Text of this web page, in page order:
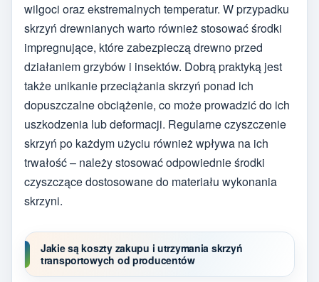
wilgoci oraz ekstremalnych temperatur. W przypadku
skrzyń drewnianych warto również stosować środki
impregnujące, które zabezpieczą drewno przed
działaniem grzybów i insektów. Dobrą praktyką jest
także unikanie przeciążania skrzyń ponad ich
dopuszczalne obciążenie, co może prowadzić do ich
uszkodzenia lub deformacji. Regularne czyszczenie
skrzyń po każdym użyciu również wpływa na ich
trwałość – należy stosować odpowiednie środki
czyszczące dostosowane do materiału wykonania
skrzyni.
Jakie są koszty zakupu i utrzymania skrzyń
transportowych od producentów